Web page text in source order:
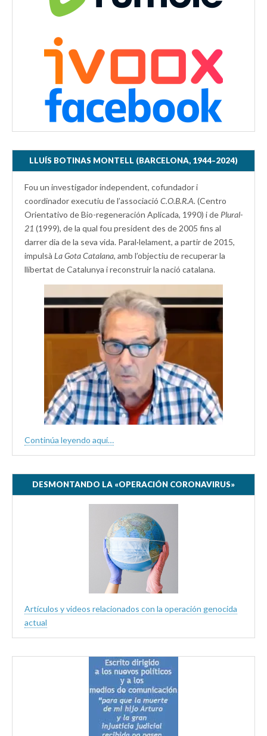
LLUÍS BOTINAS MONTELL (BARCELONA, 1944–2024)
Fou un investigador independent, cofundador i
coordinador executiu de l’associació C.O.B.R.A. (Centro
Orientativo de Bio-regeneración Aplicada, 1990) i de Plural-
21 (1999), de la qual fou president des de 2005 fins al
darrer dia de la seva vida. Paral·lelament, a partir de 2015,
impulsà La Gota Catalana, amb l’objectiu de recuperar la
llibertat de Catalunya i reconstruir la nació catalana.
Continúa leyendo aquí…
DESMONTANDO LA «OPERACIÓN CORONAVIRUS»
Artículos y videos relacionados con la operación genocida
actual